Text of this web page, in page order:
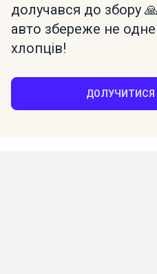
долучався до збору
авто збереже не
хлопців!
ДОЛУЧИТИСЯ